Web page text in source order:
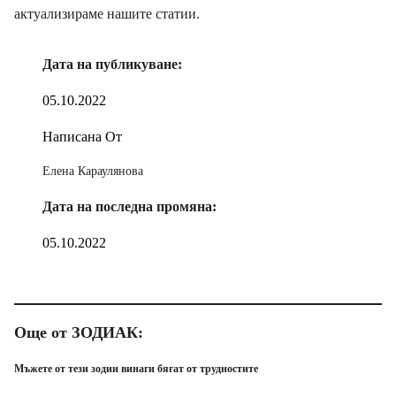
актуализираме нашите статии.
Дата на публикуване:
05.10.2022
Написана От
Елена Караулянова
Дата на последна промяна:
05.10.2022
Още от ЗОДИАК:
Мъжете от тези зодии винаги бягат от трудностите